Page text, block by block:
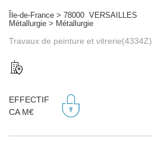
Île-de-France > 78000 VERSAILLES
Métallurgie > Métallurgie
Travaux de peinture et vitrerie(4334Z)
EFFECTIF
CA M€